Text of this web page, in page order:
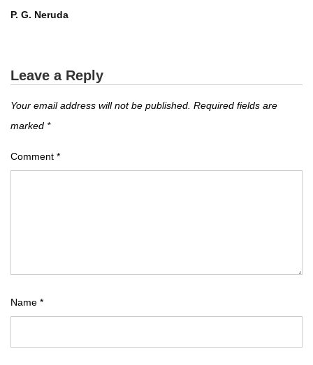
P. G. Neruda
Leave a Reply
Your email address will not be published. Required fields are
marked *
Comment *
Name *